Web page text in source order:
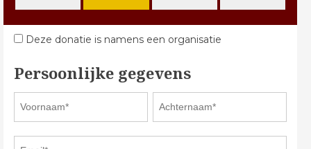
Deze donatie is namens een organisatie
Persoonlijke gegevens